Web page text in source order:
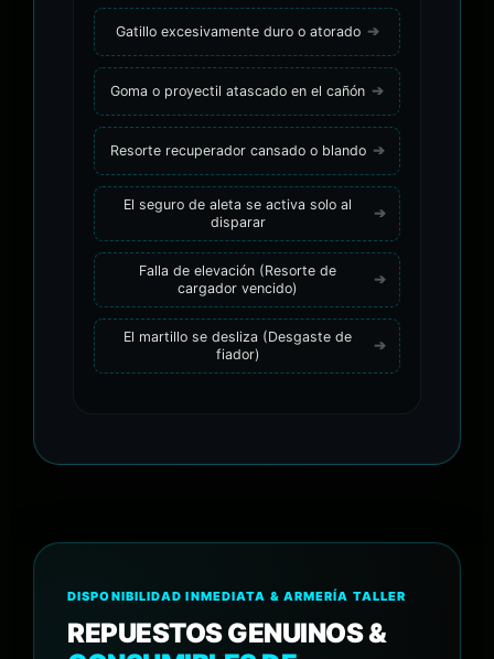
Gatillo excesivamente duro o atorado
Goma o proyectil atascado en el cañón
Resorte recuperador cansado o blando
El seguro de aleta se activa solo al
disparar
Falla de elevación (Resorte de
cargador vencido)
El martillo se desliza (Desgaste de
fiador)
DISPONIBILIDAD INMEDIATA & ARMERÍA TALLER
REPUESTOS GENUINOS &